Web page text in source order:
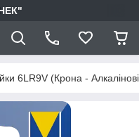
6LR9V (Крона -